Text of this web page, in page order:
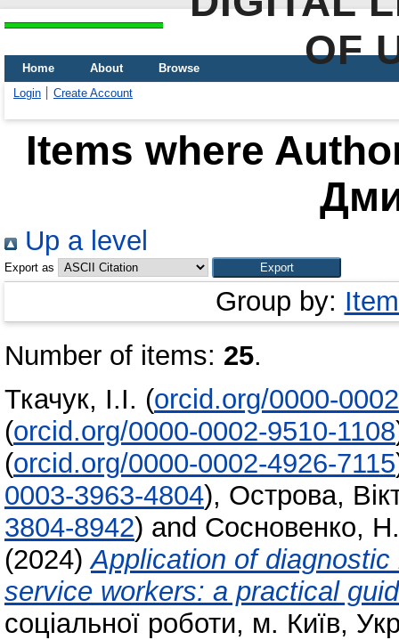
OF
Home About
Browse
Login
Create Account
Items where
Up a level
Export as
Group by:
Number of items: 25.
Ткачук, І.І. (orcid.org/0000-
(orcid.org/0000-0002-9510-1108
(orcid.org/0000-0002-4926-7115
0003-3963-4804), Острова,
3804-8942) and Сосновенко,
(2024)Application of
service workers: a practical
соціальної роботи, м. Київ,